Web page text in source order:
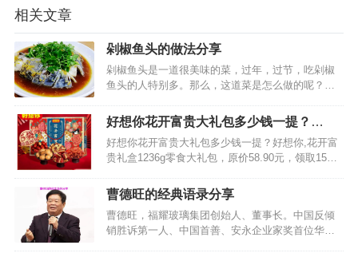
相关文章
剁椒鱼头的做法分享
剁椒鱼头是一道很美味的菜，过年，过节，吃剁椒
鱼头的人特别多。那么，这道菜是怎么做的呢？下
好吃点。…
好想你花开富贵大礼包多少钱一提？
1236g优惠价只需要43.90元
好想你花开富贵大礼包多少钱一提？好想你,花开富
贵礼盒1236g零食大礼包，原价58.90元，领取15元
日内属于最低价，喜欢这款商品的朋友不要错过
哦。…
曹德旺的经典语录分享
曹德旺，福耀玻璃集团创始人、董事长。中国反倾
销胜诉第一人、中国首善、安永企业家奖首位华人